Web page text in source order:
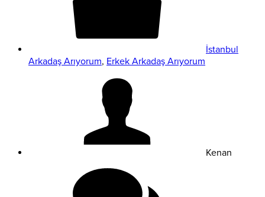
İstanbul
Arkadaş Arıyorum, Erkek Arkadaş Arıyorum
Kenan